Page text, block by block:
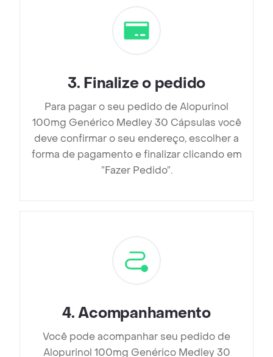
3. Finalize o pedido
Para pagar o seu pedido de Alopurinol
100mg Genérico Medley 30 Cápsulas você
deve confirmar o seu endereço, escolher a
forma de pagamento e finalizar clicando em
”Fazer Pedido”.
4.Acompanhamento
Você pode acompanhar seu pedido de
Alopurinol 100mg Genérico Medley 30